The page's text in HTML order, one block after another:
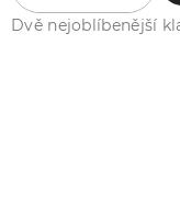
Dvě nejoblíbenější